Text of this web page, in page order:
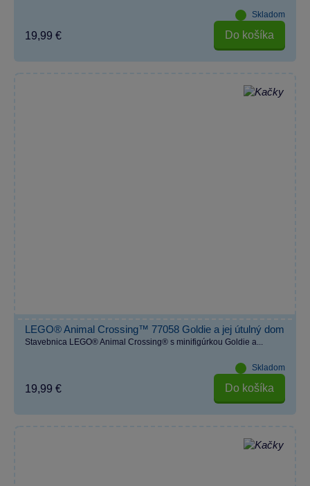
Skladom
19,99 € Do košíka
LEGO® Animal Crossing™ 77058 Goldie a jej útulný dom
Stavebnica LEGO® Animal Crossing® s minifigúrkou Goldie a...
Skladom
19,99 € Do košíka